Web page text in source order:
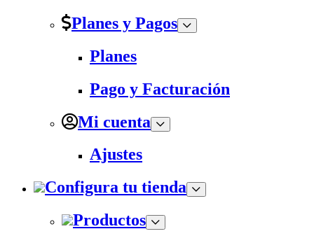
Planes y Pagos
Planes
Pago y Facturación
Mi cuenta
Ajustes
Configura tu tienda
Productos